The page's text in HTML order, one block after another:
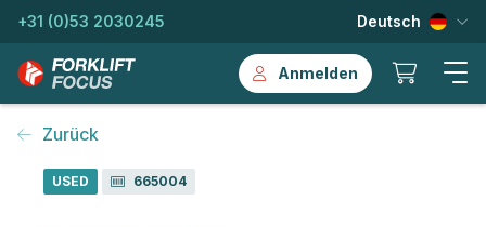
+31 (0)53 2030245 Deutsch
Anmelden
Zurück
USED 665004